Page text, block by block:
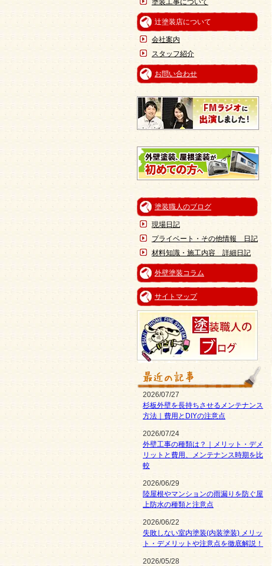
塗装工事について
辻塗装店について
会社案内
スタッフ紹介
お問い合わせ
塗装職人のブログ
現場日記
プライベート・その他情報 日記
材料知識・施工内容 詳細日記
外壁塗装コラム
サイトマップ
2026/07/27
杉板外壁を長持ちさせるメンテナンス
方法｜費用とDIYの注意点
2026/07/24
外壁工事の種類は？｜メリット・デメ
リットと費用、メンテナンス時期を比
較
2026/06/29
陸屋根やマンションの雨漏りを防ぐ屋
上防水の種類と注意点
2026/06/22
失敗しない室内塗装(内装塗装) メリッ
ト・デメリットや注意点を徹底解説！
2026/05/28